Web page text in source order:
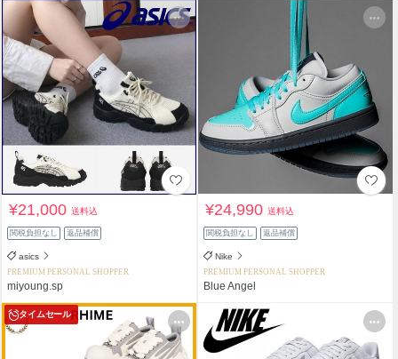
¥21,000送料込
関税負担なし 返品補償
asics
PREMIUM PERSONAL SHOPPER
miyoung.sp
¥24,990送料込
関税負担なし 返品補償
Nike
PREMIUM PERSONAL SHOPPER
Blue Angel
タイムセール